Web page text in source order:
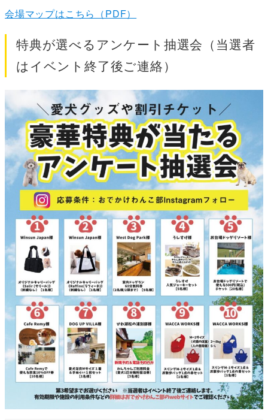
会場マップはこちら（PDF）
特典が選べるアンケート抽選会（当選者
はイベント終了後ご連絡）